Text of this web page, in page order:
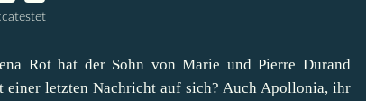
Rot hat der Sohn von Marie und Pierre Durand
einer letzten Nachricht auf sich? Auch Apollonia, ihr